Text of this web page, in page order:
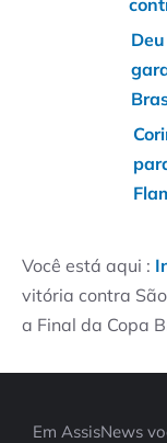
Você está aqui :
vitória contra
a Final da Copa
Em AssisNews